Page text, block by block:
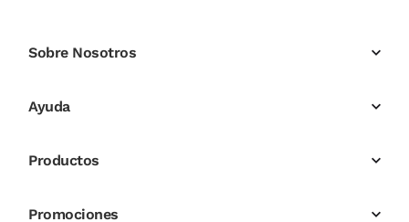
Sobre Nosotros
Ayuda
Productos
Promociones